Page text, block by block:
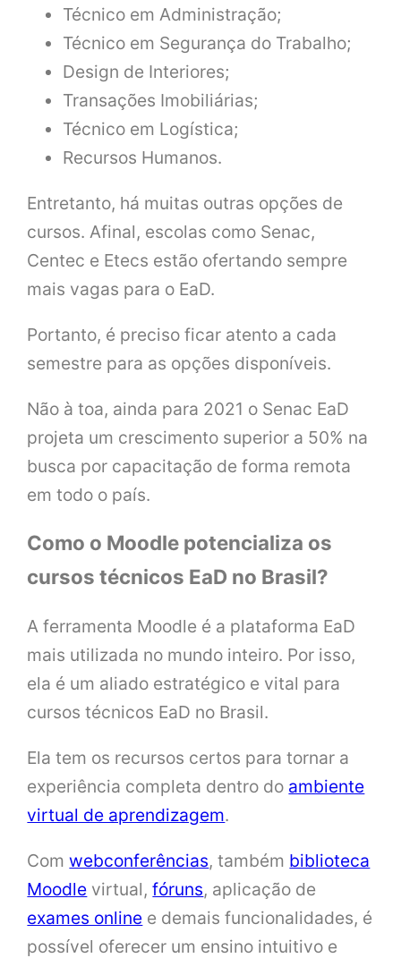
Técnico em Administração;
Técnico em Segurança do Trabalho;
Design de Interiores;
Transações Imobiliárias;
Técnico em Logística;
Recursos Humanos.
Entretanto, há muitas outras opções de
cursos. Afinal, escolas como Senac,
Centec e Etecs estão ofertando sempre
mais vagas para o EaD.
Portanto, é preciso ficar atento a cada
semestre para as opções disponíveis.
Não à toa, ainda para 2021 o Senac EaD
projeta um crescimento superior a 50% na
busca por capacitação de forma remota
em todo o país.
Como o Moodle potencializa os
cursos técnicos EaD no Brasil?
A ferramenta Moodle é a plataforma EaD
mais utilizada no mundo inteiro. Por isso,
ela é um aliado estratégico e vital para
cursos técnicos EaD no Brasil.
Ela tem os recursos certos para tornar a
experiência completa dentro do ambiente
virtual de aprendizagem.
Comwebconferências, também biblioteca
Moodle virtual,fóruns, aplicação de
exames online e demais funcionalidades, é
possível oferecer um ensino intuitivo e